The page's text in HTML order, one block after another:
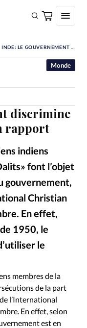
Economie
religieuse
INDE: LE GOUVERNEMENT DISCRIMINE LES CHRÉTIENS, SELON UN RAPPORT
discrimine
rapport
indiens
font l’objet
gouvernement,
Christian
En effet,
1950, le
le
Monde
membres de la
de la part
l’International
En effet, selon
est en